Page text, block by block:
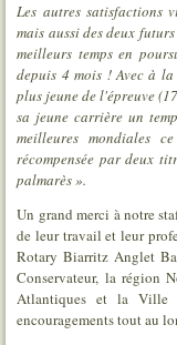
Les autres satisfactions
mais aussi des deux
meilleurs temps en
depuis 4 mois ! Avec à
plus jeune de l'épreuve
sa jeune carrière un
meilleures mondiales
récompensée par deux
palmarès ».
Un grand merci à notre
de leur travail et leur
Rotary Biarritz Anglet
Conservateur, la région
Atlantiques et la Ville
encouragements tout au